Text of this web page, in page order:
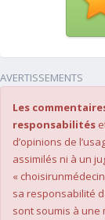
AVERTISSEMENTS
Les
responsabilités
d’opinions de
assimilés ni à un
«
sa responsabilité
sont soumis à